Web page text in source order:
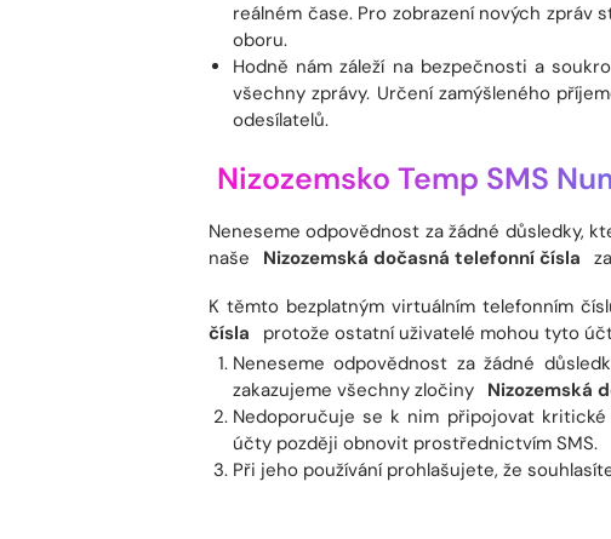
reálném čase. Pro zobrazení nových zpráv
oboru.
Hodně nám záleží na bezpečnosti a
všechny zprávy. Určení zamýšleného
odesílatelů.
Nizozemsko Temp SMS
Neneseme odpovědnost za žádné důsledky,
naše
Nizozemská dočasná telefonní čísla
K těmto bezplatným virtuálním telefonním
čísla
protože ostatní uživatelé mohou tyto
Neneseme odpovědnost za žádné
zakazujeme všechny zločiny Nizozemská
Nedoporučuje se k nim připojovat
účty později obnovit prostřednictvím SMS.
Při jeho používání prohlašujete, že